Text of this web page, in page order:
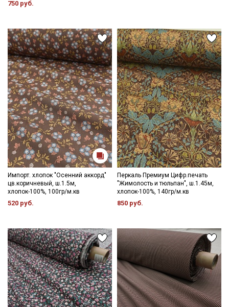
750 руб.
Импорт. хлопок "Осенний аккорд"
цв.коричневый, ш.1.5м,
хлопок-100%, 100гр/м.кв
520 руб.
Перкаль Премиум Цифр.печать
"Жимолость и тюльпан", ш.1.45м,
хлопок-100%, 140гр/м.кв
850 руб.